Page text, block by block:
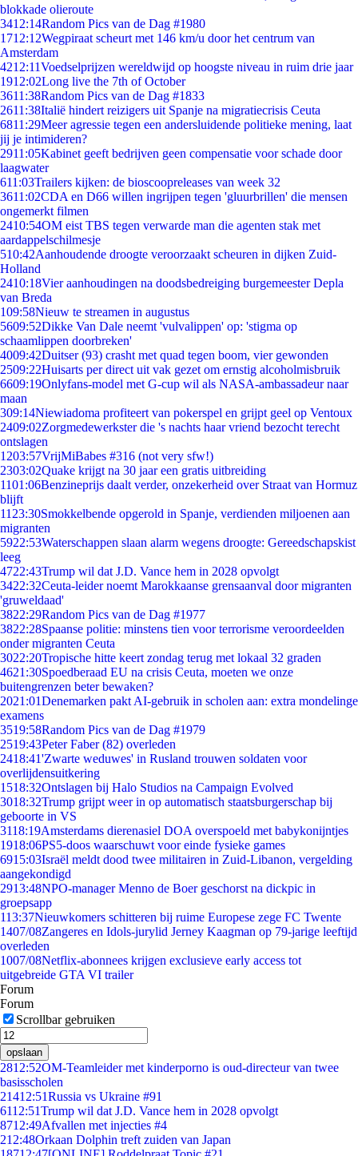
blokkade olieroute
3412:14Random Pics van de Dag #1980
1712:12Wegpiraat scheurt met 146 km/u door het centrum van
Amsterdam
4212:11Voedselprijzen wereldwijd op hoogste niveau in ruim drie jaar
1912:02Long live the 7th of October
3611:38Random Pics van de Dag #1833
2611:38Italië hindert reizigers uit Spanje na migratiecrisis Ceuta
6811:29Meer agressie tegen een andersluidende politieke mening, laat
jij je intimideren?
2911:05Kabinet geeft bedrijven geen compensatie voor schade door
laagwater
611:03Trailers kijken: de bioscoopreleases van week 32
3611:02CDA en D66 willen ingrijpen tegen 'gluurbrillen' die mensen
ongemerkt filmen
2410:54OM eist TBS tegen verwarde man die agenten stak met
aardappelschilmesje
510:42Aanhoudende droogte veroorzaakt scheuren in dijken Zuid-
Holland
2410:18Vier aanhoudingen na doodsbedreiging burgemeester Depla
van Breda
109:58Nieuw te streamen in augustus
5609:52Dikke Van Dale neemt 'vulvalippen' op: 'stigma op
schaamlippen doorbreken'
4009:42Duitser (93) crasht met quad tegen boom, vier gewonden
2509:22Huisarts per direct uit vak gezet om ernstig alcoholmisbruik
6609:19Onlyfans-model met G-cup wil als NASA-ambassadeur naar
maan
309:14Niewiadoma profiteert van pokerspel en grijpt geel op Ventoux
2409:02Zorgmedewerkster die 's nachts haar vriend bezocht terecht
ontslagen
1203:57VrijMiBabes #316 (not very sfw!)
2303:02Quake krijgt na 30 jaar een gratis uitbreiding
1101:06Benzineprijs daalt verder, onzekerheid over Straat van Hormuz
blijft
11 23:30Smokkelbende opgerold in Spanje, verdienden miljoenen aan
migranten
5922:53Waterschappen slaan alarm wegens droogte: Gereedschapskist
leeg
4722:43Trump wil dat J.D. Vance hem in 2028 opvolgt
3422:32Ceuta-leider noemt Marokkaanse grensaanval door migranten
'gruweldaad'
3822:29Random Pics van de Dag #1977
3822:28Spaanse politie: minstens tien voor terrorisme veroordeelden
onder migranten Ceuta
3022:20Tropische hitte keert zondag terug met lokaal 32 graden
4621:30Spoedberaad EU na crisis Ceuta, moeten we onze
buitengrenzen beter bewaken?
2021:01Denemarken pakt AI-gebruik in scholen aan: extra mondelinge
examens
3519:58Random Pics van de Dag #1979
2519:43Peter Faber (82) overleden
2418:41'Zwarte weduwes' in Rusland trouwen soldaten voor
overlijdensuitkering
1518:32Ontslagen bij Halo Studios na Campaign Evolved
3018:32Trump grijpt weer in op automatisch staatsburgerschap bij
geboorte in VS
3118:19Amsterdams dierenasiel DOA overspoeld met babykonijntjes
1918:06PS5-doos waarschuwt voor einde fysieke games
6915:03Israël meldt dood twee militairen in Zuid-Libanon, vergelding
aangekondigd
2913:48NPO-manager Menno de Boer geschorst na dickpic in
groepsapp
113:37Nieuwkomers schitteren bij ruime Europese zege FC Twente
1407/08Zangeres en Idols-jurylid Jerney Kaagman op 79-jarige leeftijd
overleden
1007/08Netflix-abonnees krijgen exclusieve early access tot
uitgebreide GTA VI trailer
Forum
Forum
Scrollbar gebruiken
opslaan
2812:52OM-Teamleider met kinderporno is oud-directeur van twee
basisscholen
21412:51Russia vs Ukraine #91
6112:51Trump wil dat J.D. Vance hem in 2028 opvolgt
8712:49Afvallen met injecties #4
212:48Orkaan Dolphin treft zuiden van Japan